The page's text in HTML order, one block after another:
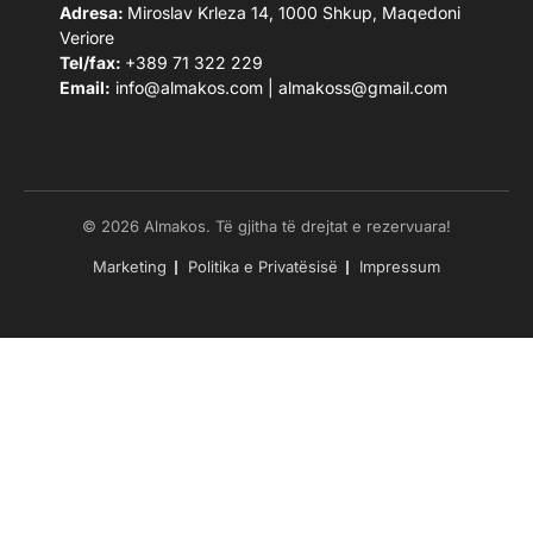
Adresa: Miroslav Krleza 14, 1000 Shkup, Maqedoni
Veriore
Tel/fax: +389 71 322 229
Email: info@almakos.com almakoss@gmail.com
© 2026 Almakos. Të gjitha të drejtat e rezervuara!
Marketing Politika e Privatësisë Impressum